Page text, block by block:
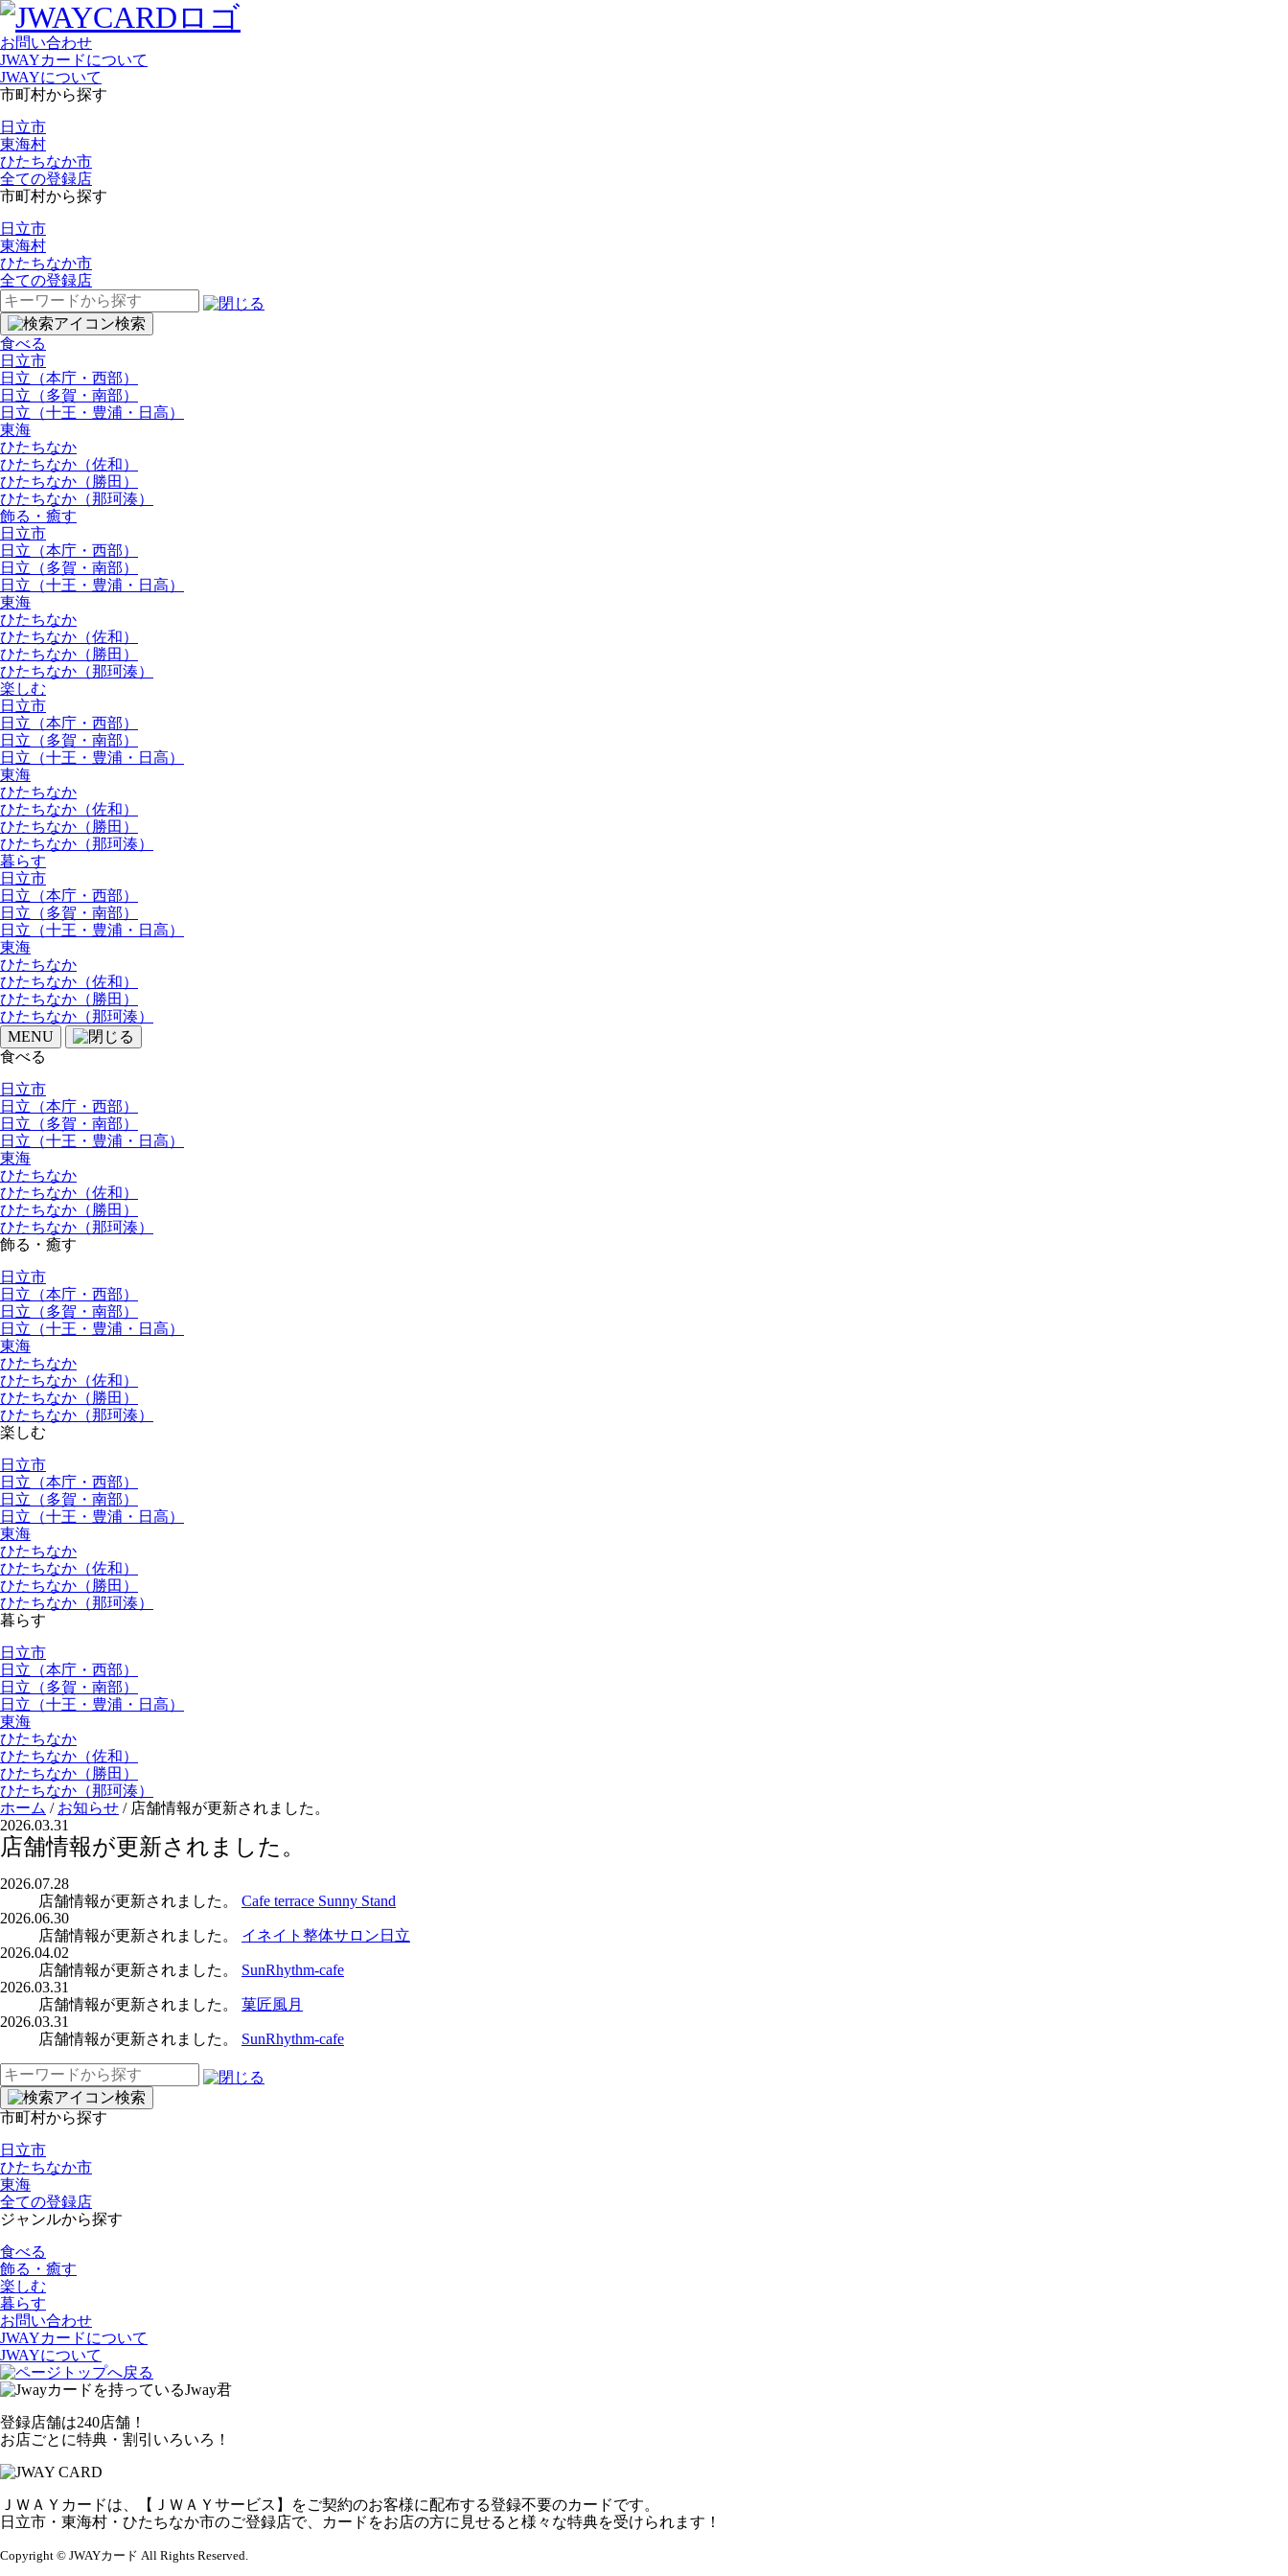
お問い合わせ
JWAYカードについて
JWAYについて
市町村から探す
日立市
東海村
ひたちなか市
全ての登録店
市町村から探す
日立市
東海村
ひたちなか市
全ての登録店
検
索:
検索
食べる
日立市
日立（本庁・西部）
日立（多賀・南部）
日立（十王・豊浦・日高）
東海
ひたちなか
ひたちなか（佐和）
ひたちなか（勝田）
ひたちなか（那珂湊）
飾る・癒す
日立市
日立（本庁・西部）
日立（多賀・南部）
日立（十王・豊浦・日高）
東海
ひたちなか
ひたちなか（佐和）
ひたちなか（勝田）
ひたちなか（那珂湊）
楽しむ
日立市
日立（本庁・西部）
日立（多賀・南部）
日立（十王・豊浦・日高）
東海
ひたちなか
ひたちなか（佐和）
ひたちなか（勝田）
ひたちなか（那珂湊）
暮らす
日立市
日立（本庁・西部）
日立（多賀・南部）
日立（十王・豊浦・日高）
東海
ひたちなか
ひたちなか（佐和）
ひたちなか（勝田）
ひたちなか（那珂湊）
MENU
食べる
日立市
日立（本庁・西部）
日立（多賀・南部）
日立（十王・豊浦・日高）
東海
ひたちなか
ひたちなか（佐和）
ひたちなか（勝田）
ひたちなか（那珂湊）
飾る・癒す
日立市
日立（本庁・西部）
日立（多賀・南部）
日立（十王・豊浦・日高）
東海
ひたちなか
ひたちなか（佐和）
ひたちなか（勝田）
ひたちなか（那珂湊）
楽しむ
日立市
日立（本庁・西部）
日立（多賀・南部）
日立（十王・豊浦・日高）
東海
ひたちなか
ひたちなか（佐和）
ひたちなか（勝田）
ひたちなか（那珂湊）
暮らす
日立市
日立（本庁・西部）
日立（多賀・南部）
日立（十王・豊浦・日高）
東海
ひたちなか
ひたちなか（佐和）
ひたちなか（勝田）
ひたちなか（那珂湊）
ホーム / お知らせ / 店舗情報が更新されました。
2026.03.31
店舗情報が更新されました。
2026.07.28
店舗情報が更新されました。
Cafe terrace Sunny Stand
2026.06.30
店舗情報が更新されました。
イネイト整体サロン日立
2026.04.02
店舗情報が更新されました。
SunRhythm-cafe
2026.03.31
店舗情報が更新されました。
菓匠風月
2026.03.31
店舗情報が更新されました。
SunRhythm-cafe
検
索:
検索
市町村から探す
日立市
ひたちなか市
東海
全ての登録店
ジャンルから探す
食べる
飾る・癒す
楽しむ
暮らす
お問い合わせ
JWAYカードについて
JWAYについて
登録店舗は240店舗！
お店ごとに特典・割引いろいろ！
ＪＷＡＹカードは、【ＪＷＡＹサービス】をご契約のお客様に配布する登録不要のカードです。
日立市・東海村・ひたちなか市のご登録店で、カードをお店の方に見せると様々な特典を受けられます！
Copyright © JWAYカード All Rights Reserved.